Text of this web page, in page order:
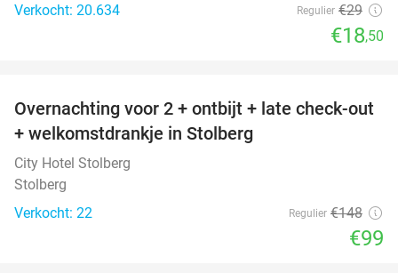
Verkocht: 20.634
Regulier €29
€18,50
33%
Overnachting voor 2 + ontbijt + late check-out
+ welkomstdrankje in Stolberg
City Hotel Stolberg
Stolberg
Verkocht: 22
Regulier €148
€99